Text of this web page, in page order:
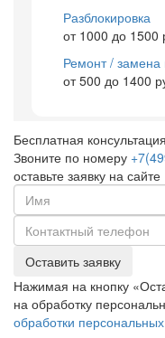
Разблокировка
от 1000 до 1500
Ремонт / замена
от 500 до 1400
Бесплатная
Звоните по номеру
оставьте заявку на сайте
Оставить заявку
Нажимая на кнопку
на обработку
обработки